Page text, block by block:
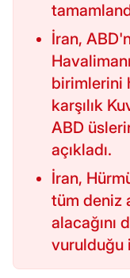
İran,
birimlerini
karşılık
ABD
açıkladı.
İran,
tüm deniz
alacağını
vurulduğu